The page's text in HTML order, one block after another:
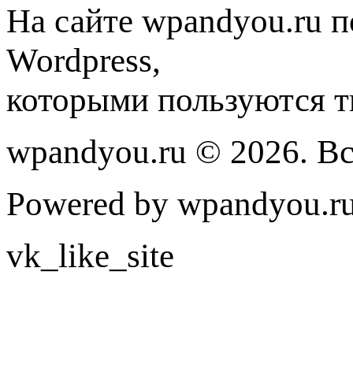
На сайте wpandyou.ru
Wordpress,
которыми пользуются
wpandyou.ru © 2026.
Powered by
vk_like_site